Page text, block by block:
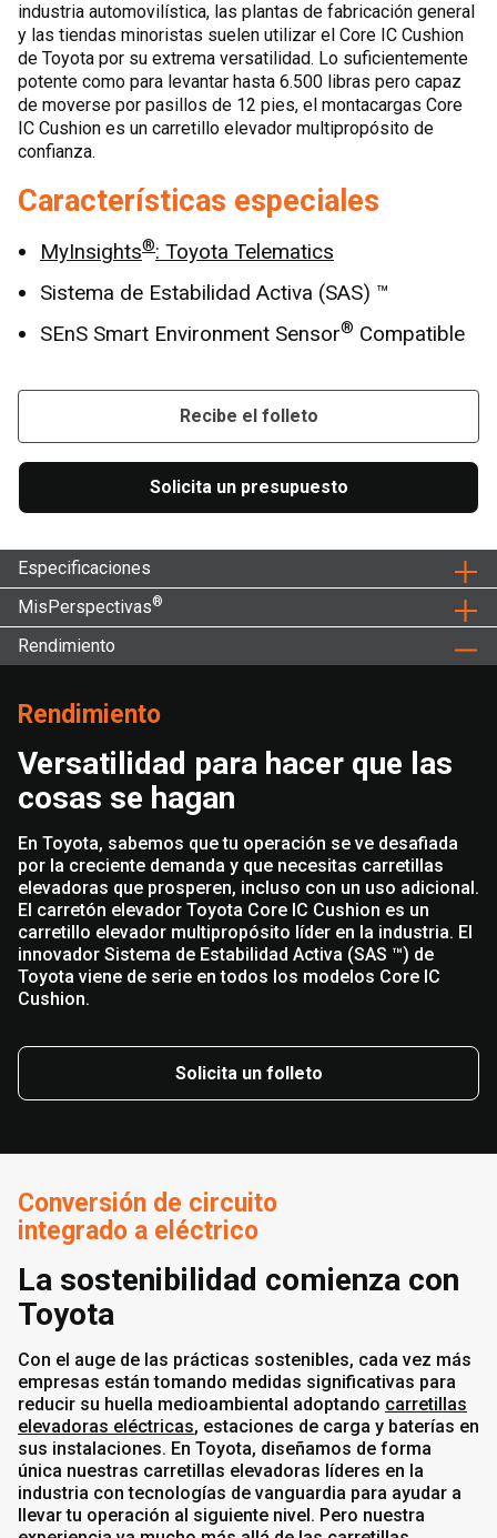
industria automovilística, las plantas de fabricación general
y las tiendas minoristas suelen utilizar el Core IC Cushion
de Toyota por su extrema versatilidad. Lo suficientemente
potente como para levantar hasta 6.500 libras pero capaz
de moverse por pasillos de 12 pies, el montacargas Core
IC Cushion es un carretillo elevador multipropósito de
confianza.
Características especiales
MyInsights®: Toyota Telematics
Sistema de Estabilidad Activa (SAS) ™
SEnS Smart Environment Sensor® Compatible
Recibe el folleto
Solicita un presupuesto
Especificaciones
MisPerspectivas®
Rendimiento
Rendimiento
Versatilidad para hacer que las
cosas se hagan
En Toyota, sabemos que tu operación se ve desafiada
por la creciente demanda y que necesitas carretillas
elevadoras que prosperen, incluso con un uso adicional.
El carretón elevador Toyota Core IC Cushion es un
carretillo elevador multipropósito líder en la industria. El
innovador Sistema de Estabilidad Activa (SAS ™) de
Toyota viene de serie en todos los modelos Core IC
Cushion.
Solicita un folleto
Conversión de circuito
integrado a eléctrico
La sostenibilidad comienza con
Toyota
Con el auge de las prácticas sostenibles, cada vez más
empresas están tomando medidas significativas para
reducir su huella medioambiental adoptando carretillas
elevadoras eléctricas, estaciones de carga y baterías en
sus instalaciones. En Toyota, diseñamos de forma
única nuestras carretillas elevadoras líderes en la
industria con tecnologías de vanguardia para ayudar a
llevar tu operación al siguiente nivel. Pero nuestra